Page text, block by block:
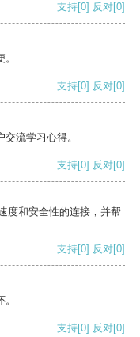
支持[0] 反对[0]
支持[0] 反对[0]
流学习心得。
支持[0] 反对[0]
度和安全性的连接，并帮
支持[0] 反对[0]
支持[0] 反对[0]